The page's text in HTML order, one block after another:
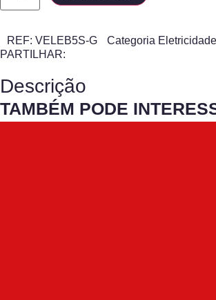
REF: VELEB5S-G Categoria Eletricidade
PARTILHAR:
Descrição
TAMBÉM PODE